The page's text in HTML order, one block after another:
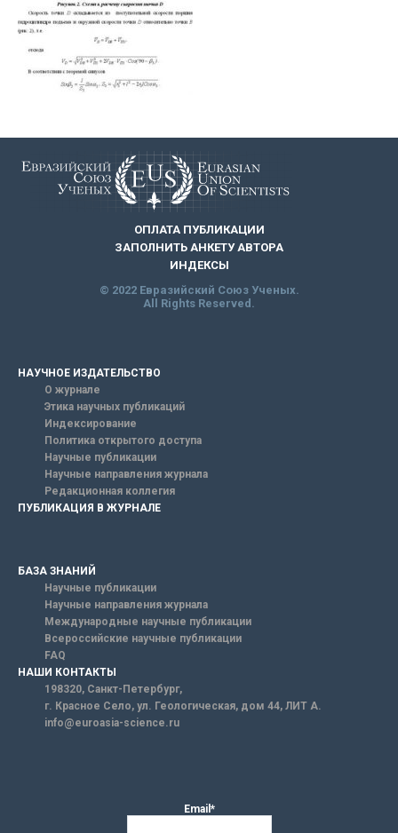
ОПЛАТА ПУБЛИКАЦИИ
ЗАПОЛНИТЬ АНКЕТУ АВТОРА
ИНДЕКСЫ
© 2022 Евразийский Союз Ученых.
All Rights Reserved.
НАУЧНОЕ ИЗДАТЕЛЬСТВО
О журнале
Этика научных публикаций
Индексирование
Политика открытого доступа
Научные публикации
Научные направления журнала
Редакционная коллегия
ПУБЛИКАЦИЯ В ЖУРНАЛЕ
БАЗА ЗНАНИЙ
Научные публикации
Научные направления журнала
Международные научные публикации
Всероссийские научные публикации
FAQ
НАШИ КОНТАКТЫ
198320, Санкт-Петербург,
г. Красное Село, ул. Геологическая, дом 44, ЛИТ А.
info@euroasia-science.ru
Email*